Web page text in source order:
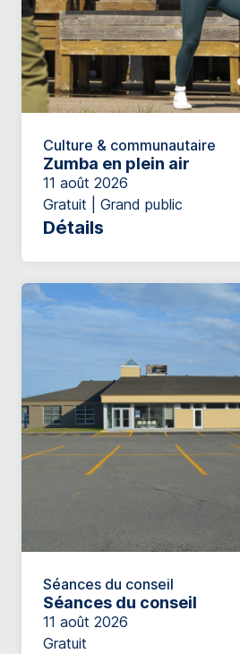
Culture & communautaire
Zumba en plein air
11 août 2026
Gratuit | Grand public
Détails
Séances du conseil
Séances du conseil
11 août 2026
Gratuit